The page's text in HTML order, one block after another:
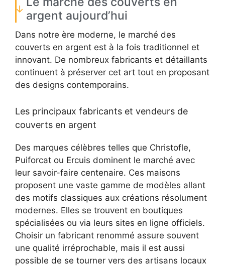
argent aujourd’hui
Dans notre ère moderne, le marché des
couverts en argent est à la fois traditionnel et
innovant. De nombreux fabricants et détaillants
continuent à préserver cet art tout en proposant
des designs contemporains.
Les principaux fabricants et vendeurs de
couverts en argent
Des marques célèbres telles que Christofle,
Puiforcat ou Ercuis dominent le marché avec
leur savoir-faire centenaire. Ces maisons
proposent une vaste gamme de modèles allant
des motifs classiques aux créations résolument
modernes. Elles se trouvent en boutiques
spécialisées ou via leurs sites en ligne officiels.
Choisir un fabricant renommé assure souvent
une qualité irréprochable, mais il est aussi
possible de se tourner vers des artisans locaux